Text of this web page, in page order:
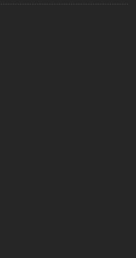
- dankzij een verplaatsbaar
kleuren: